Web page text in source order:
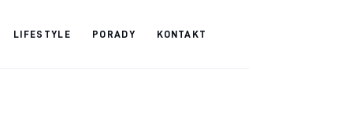
LIFESTYLE PORADY KONTAKT